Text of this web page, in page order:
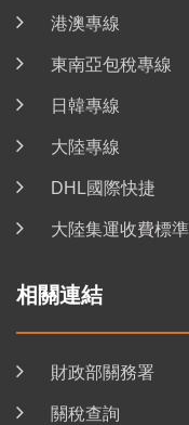
港澳專線
東南亞包稅專線
日韓專線
大陸專線
DHL國際快捷
大陸集運收費標準
相關連結
財政部關務署
關稅查詢